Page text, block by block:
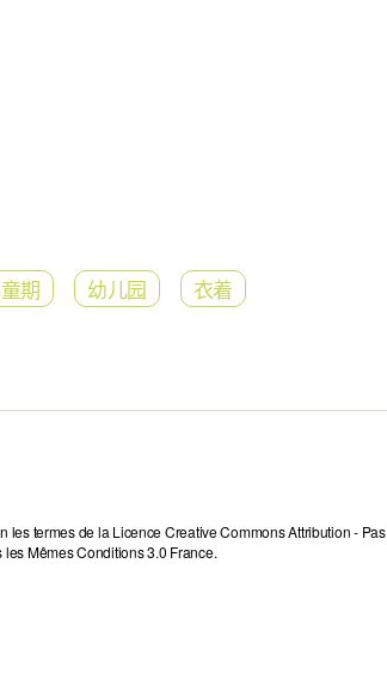
期 幼儿园 衣着
les termes de la Licence Creative Commons Attribution - Pas
Mêmes Conditions 3.0 France.